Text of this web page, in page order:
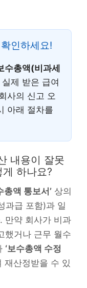
인하세요!
수총액(비과세
제 받은 급여
사의 신고 오
아래 절차를
내용이 잘못
하나요?
총액 통보서’ 상의
과급 포함)과 일
만약 회사가 비과
했거나 근무 월수
‘보수총액 수정
재산정받을 수 있